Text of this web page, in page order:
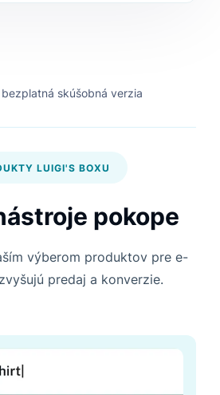
skúšobná verzia
LUIGI'S BOXU
pokope
výberom produktov pre e-
predaj a konverzie.